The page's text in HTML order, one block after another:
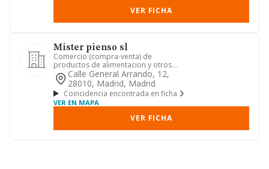
VER FICHA
Mister pienso sl
Comercio (compra-venta) de
productos de alimentacion y otros
articulos para animales. prestacion
de...
Calle General Arrando, 12,
28010, Madrid, Madrid
Coincidencia encontrada en ficha
VER EN MAPA
VER FICHA